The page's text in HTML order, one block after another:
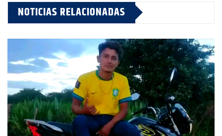
NOTICIAS RELACIONADAS